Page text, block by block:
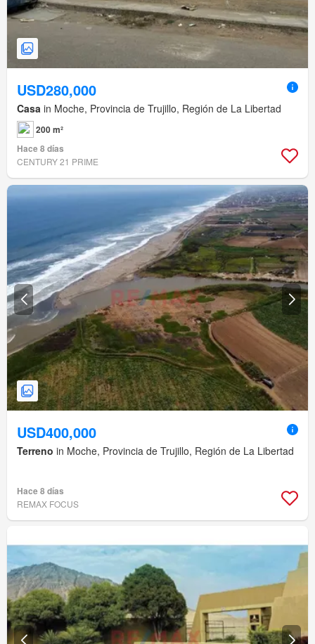
USD280,000
Casa in Moche, Provincia de Trujillo, Región de La Libertad
200 m²
Hace 8 días
CENTURY 21 PRIME
USD400,000
Terreno in Moche, Provincia de Trujillo, Región de La Libertad
Hace 8 días
REMAX FOCUS